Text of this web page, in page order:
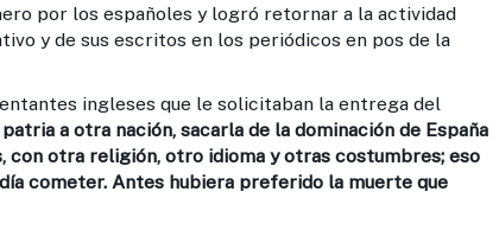
por los españoles y logró retornar a la actividad
y de sus escritos en los periódicos en pos de la
ingleses que le solicitaban la entrega del
a otra nación, sacarla de la dominación de España
con otra religión, otro idioma y otras costumbres; eso
cometer. Antes hubiera preferido la muerte que